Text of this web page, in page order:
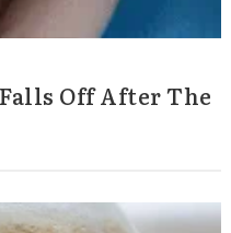
Off After The